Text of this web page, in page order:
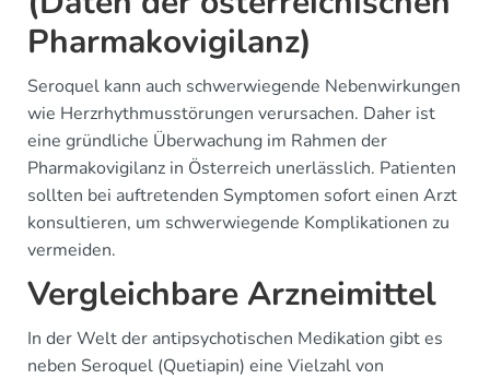
Pharmakovigilanz)
Seroquel kann auch schwerwiegende Nebenwirkungen
wie Herzrhythmusstörungen verursachen. Daher ist
eine gründliche Überwachung im Rahmen der
Pharmakovigilanz in Österreich unerlässlich. Patienten
sollten bei auftretenden Symptomen sofort einen Arzt
konsultieren, um schwerwiegende Komplikationen zu
vermeiden.
Vergleichbare Arzneimittel
In der Welt der antipsychotischen Medikation gibt es
neben Seroquel (Quetiapin) eine Vielzahl von